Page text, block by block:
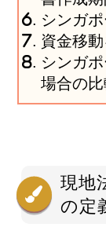
シンガ
資金移
シンガ
場合の比
現地
の定